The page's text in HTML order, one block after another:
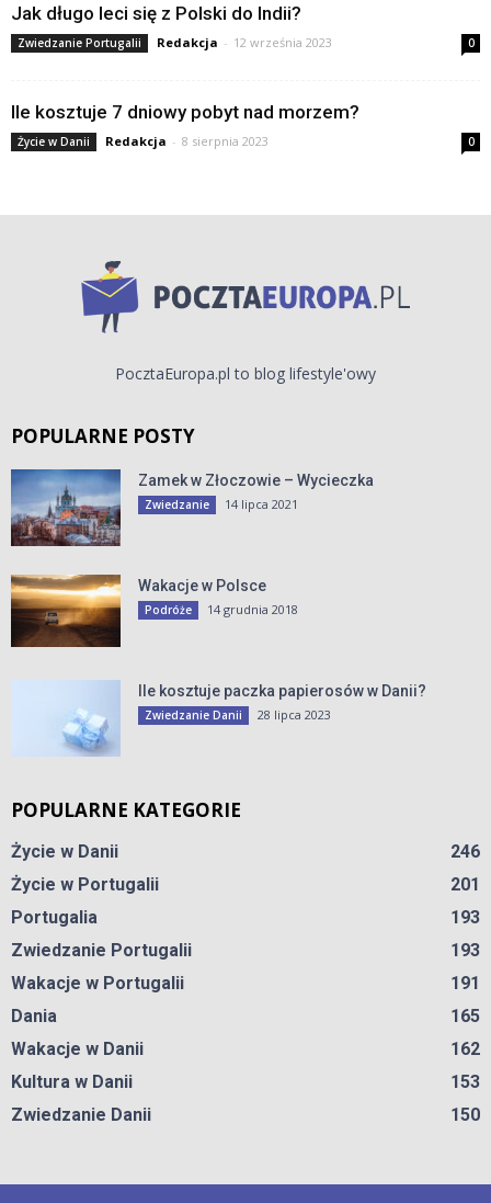
Jak długo leci się z Polski do Indii?
Zwiedzanie Portugalii Redakcja - 12 września 2023 0
Ile kosztuje 7 dniowy pobyt nad morzem?
Życie w Danii Redakcja - 8 sierpnia 2023 0
PocztaEuropa.pl to blog lifestyle'owy
POPULARNE POSTY
Zamek w Złoczowie – Wycieczka
Zwiedzanie 14 lipca 2021
Wakacje w Polsce
Podróże 14 grudnia 2018
Ile kosztuje paczka papierosów w Danii?
Zwiedzanie Danii 28 lipca 2023
POPULARNE KATEGORIE
Życie w Danii
246
Życie w Portugalii
201
Portugalia
193
Zwiedzanie Portugalii
193
Wakacje w Portugalii
191
Dania
165
Wakacje w Danii
162
Kultura w Danii
153
Zwiedzanie Danii
150